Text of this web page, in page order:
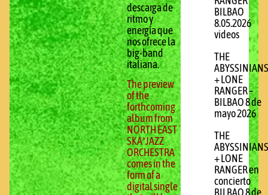
descarga de
ritmo y
energía que
nos ofrece la
big-band
italiana.
The preview
of the
forthcoming
album from
NORTH EAST
SKA*JAZZ
ORCHESTRA
comes in the
form of a
digital single
BILBAO
8.05.2026
videos
THE
ABYSSINIANS
+ LONE
RANGER –
BILBAO 8 de
mayo 2026
THE
ABYSSINIANS
+ LONE
RANGER en
concierto
BILBAO 8 de